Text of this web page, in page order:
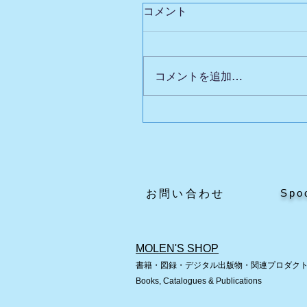
コメント
コメントを追加…
​お問い合わせ
MOLEN'S SHOP
書籍・図録・デジタル出版物・関連プロダク
Books, Catalogues & Publications